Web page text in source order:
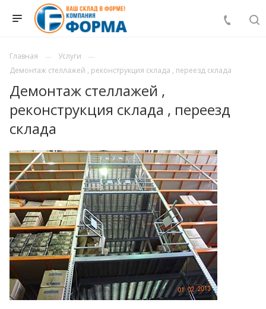
Главная
Услуги
Демонтаж стеллажей , реконструкция склада , переезд склада
Демонтаж стеллажей ,
реконструкция склада , переезд
склада